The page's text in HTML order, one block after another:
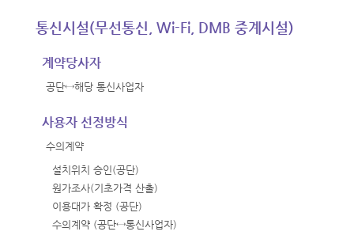
통신시설(무선통신, Wi-Fi, DMB 중계시설)
계약당사자
공단↔해당 통신사업자
사용자 선정방식
수의계약
설치위치 승인(공단)
원가조사(기초가격 산출)
이용대가 확정 (공단)
수의계약 (공단↔통신사업자)